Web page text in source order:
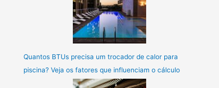
Quantos BTUs precisa um trocador de calor para
piscina? Veja os fatores que influenciam o cálculo